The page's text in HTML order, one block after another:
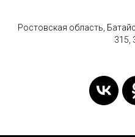
Ростовская область,
315,